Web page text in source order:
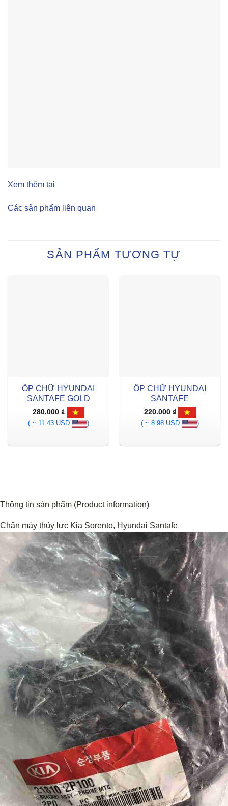
Xem thêm tại
Các sản phẩm liên quan
SẢN PHẨM TƯƠNG TỰ
ỐP CHỮ HYUNDAI
SANTAFE GOLD
280.000 ₫
( ~ 11.43 USD
)
ỐP CHỮ HYUNDAI
SANTAFE
220.000 ₫
( ~ 8.98 USD
)
Thông tin sản phẩm (Product information)
Chân máy thủy lực Kia Sorento, Hyundai Santafe